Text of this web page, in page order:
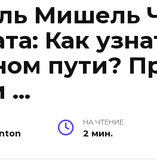
Мишель
Как
пути?
…
НА ЧТЕНИЕ
2 мин.